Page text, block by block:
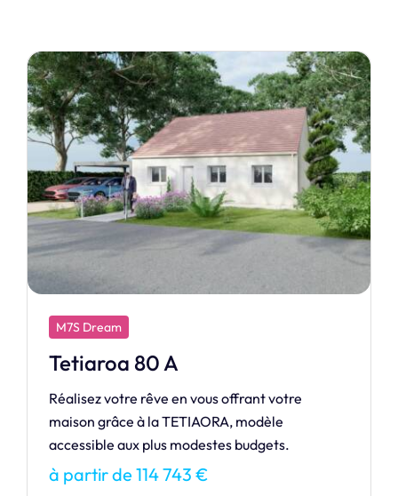
M7S Design
Création
Notre maison de la gamme Design. Cédez aux
charmes de la CRÉATION.
à partir de 361 279 €
Je découvre ce modèle